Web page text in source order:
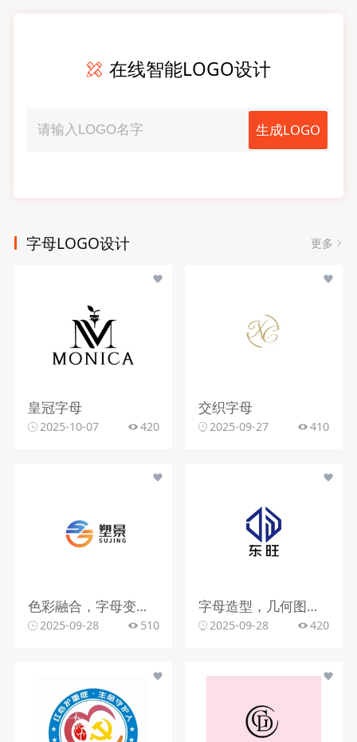
在线智能LOGO设计
生成LOGO
字母LOGO设计 更多
皇冠字母
2025-10-07 420
交织字母
2025-09-27 410
色彩融合，字母变形，文字搭配
2025-09-28 510
字母造型，几何图形，蓝色调
2025-09-28 420